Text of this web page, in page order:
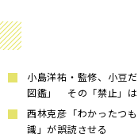
小島洋祐・監修、小豆
図鑑」 その「禁止」は
西林克彦「わかったつ
識」が誤読させる